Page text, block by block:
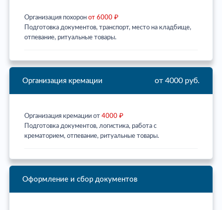
Организация похорон от 6000 ₽
Подготовка документов, транспорт, место на кладбище,
отпевание, ритуальные товары.
Организация кремации от 4000 руб.
Организация кремации от 4000 ₽
Подготовка документов, логистика, работа с
крематорием, отпевание, ритуальные товары.
Оформление и сбор документов